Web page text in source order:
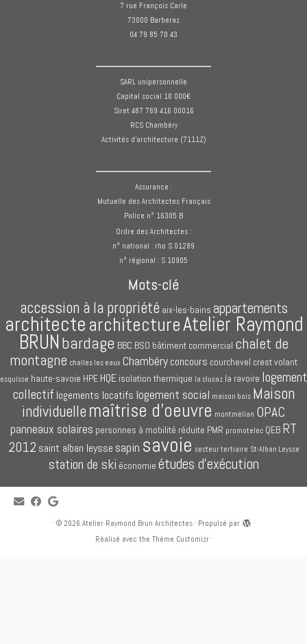
7 rue François Carle
73000 Barberaz
04 79 85 70 43
SARL unipersonnelle
Capital social 10 000€
Siret 487 769 416 00016
RCS Chambéry
Activités d'architecture (7111Z)
Assurance :
Mutuelle des Architectes Français
Police n° 16305 B
Ordre des Architectes :
n° national : rho S 01289
n° régional : S 10905
Mots-clé
accession à la propriété aix-les-bains appartements
architecte architectureAtelier Raymond
BRUNbardage BBC BSO bâtiment commercial chalet de
montagne challes les eaux Chambéryconcours courchevel crest volant
esquisse haute-savoie HPE HQE isolation thermique la clusaz la ravoire logement
collectif logements locatifs logement social maison bois Maison
individuelle maîtrise d'oeuvre montmélian OPAC
panneaux solaires personnes à mobilité réduite PMR promotelec QEB RT
2012 saint alban leysse sapin savoie secteur tertiaire St-Alban Leysse
station de ski économie études d'exécution
· © 2026 Atelier Raymond Brun Architectes· Propulsé par
·
Réalisé avec the Thème Customizr·